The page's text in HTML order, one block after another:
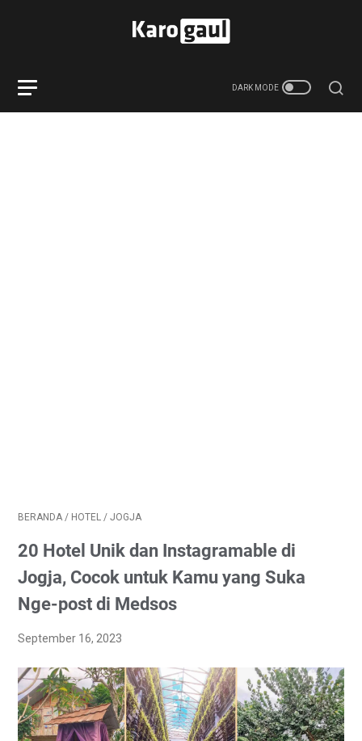
BERANDA / HOTEL / JOGJA
20 Hotel Unik dan Instagramable di
Jogja, Cocok untuk Kamu yang Suka
Nge-post di Medsos
September 16, 2023